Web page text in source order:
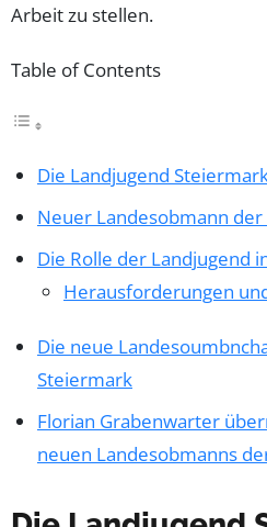
Arbeit zu stellen.
Table of Contents
Die Landjugend
Neuer Landesobmann
Die Rolle der Landjugend
Herausforderungen
Die neue
Steiermark
Florian Grabenwarter
neuen Landesobmanns